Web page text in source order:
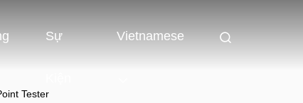
Sự Vietnamese
Tester